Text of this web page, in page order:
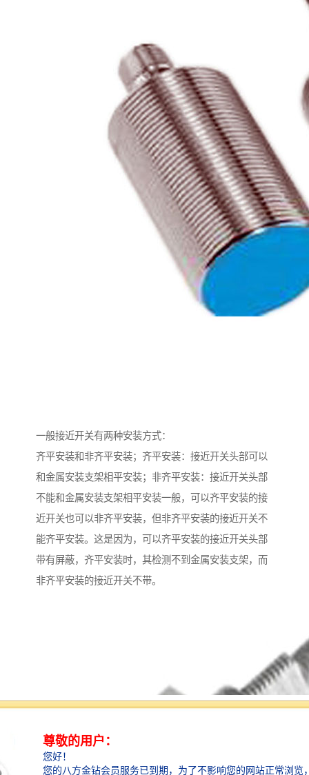
一般接近开关有两种安装方式：
齐平安装和非齐平安装；齐平安装：接近开关头部可以
和金属安装支架相平安装；非齐平安装：接近开关头部
不能和金属安装支架相平安装一般，可以齐平安装的接
近开关也可以非齐平安装，但非齐平安装的接近开关不
能齐平安装。这是因为，可以齐平安装的接近开关头部
带有屏蔽，齐平安装时，其检测不到金属安装支架，而
非齐平安装的接近开关不带。